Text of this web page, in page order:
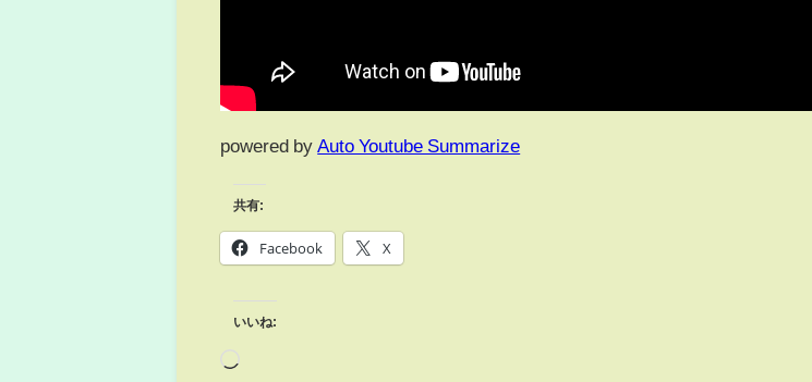
powered by Auto Youtube Summarize
共有:
Facebook X
いいね: